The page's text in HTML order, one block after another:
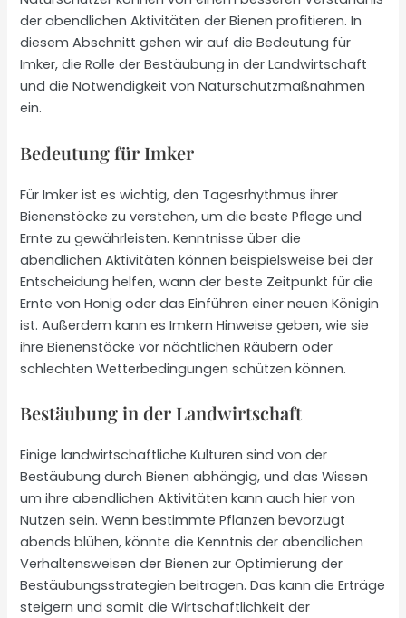
der abendlichen Aktivitäten der Bienen profitieren. In
diesem Abschnitt gehen wir auf die Bedeutung für
Imker, die Rolle der Bestäubung in der Landwirtschaft
und die Notwendigkeit von Naturschutzmaßnahmen
ein.
Bedeutung für Imker
Für Imker ist es wichtig, den Tagesrhythmus ihrer
Bienenstöcke zu verstehen, um die beste Pflege und
Ernte zu gewährleisten. Kenntnisse über die
abendlichen Aktivitäten können beispielsweise bei der
Entscheidung helfen, wann der beste Zeitpunkt für die
Ernte von Honig oder das Einführen einer neuen Königin
ist. Außerdem kann es Imkern Hinweise geben, wie sie
ihre Bienenstöcke vor nächtlichen Räubern oder
schlechten Wetterbedingungen schützen können.
Bestäubung in der Landwirtschaft
Einige landwirtschaftliche Kulturen sind von der
Bestäubung durch Bienen abhängig, und das Wissen
um ihre abendlichen Aktivitäten kann auch hier von
Nutzen sein. Wenn bestimmte Pflanzen bevorzugt
abends blühen, könnte die Kenntnis der abendlichen
Verhaltensweisen der Bienen zur Optimierung der
Bestäubungsstrategien beitragen. Das kann die Erträge
steigern und somit die Wirtschaftlichkeit der